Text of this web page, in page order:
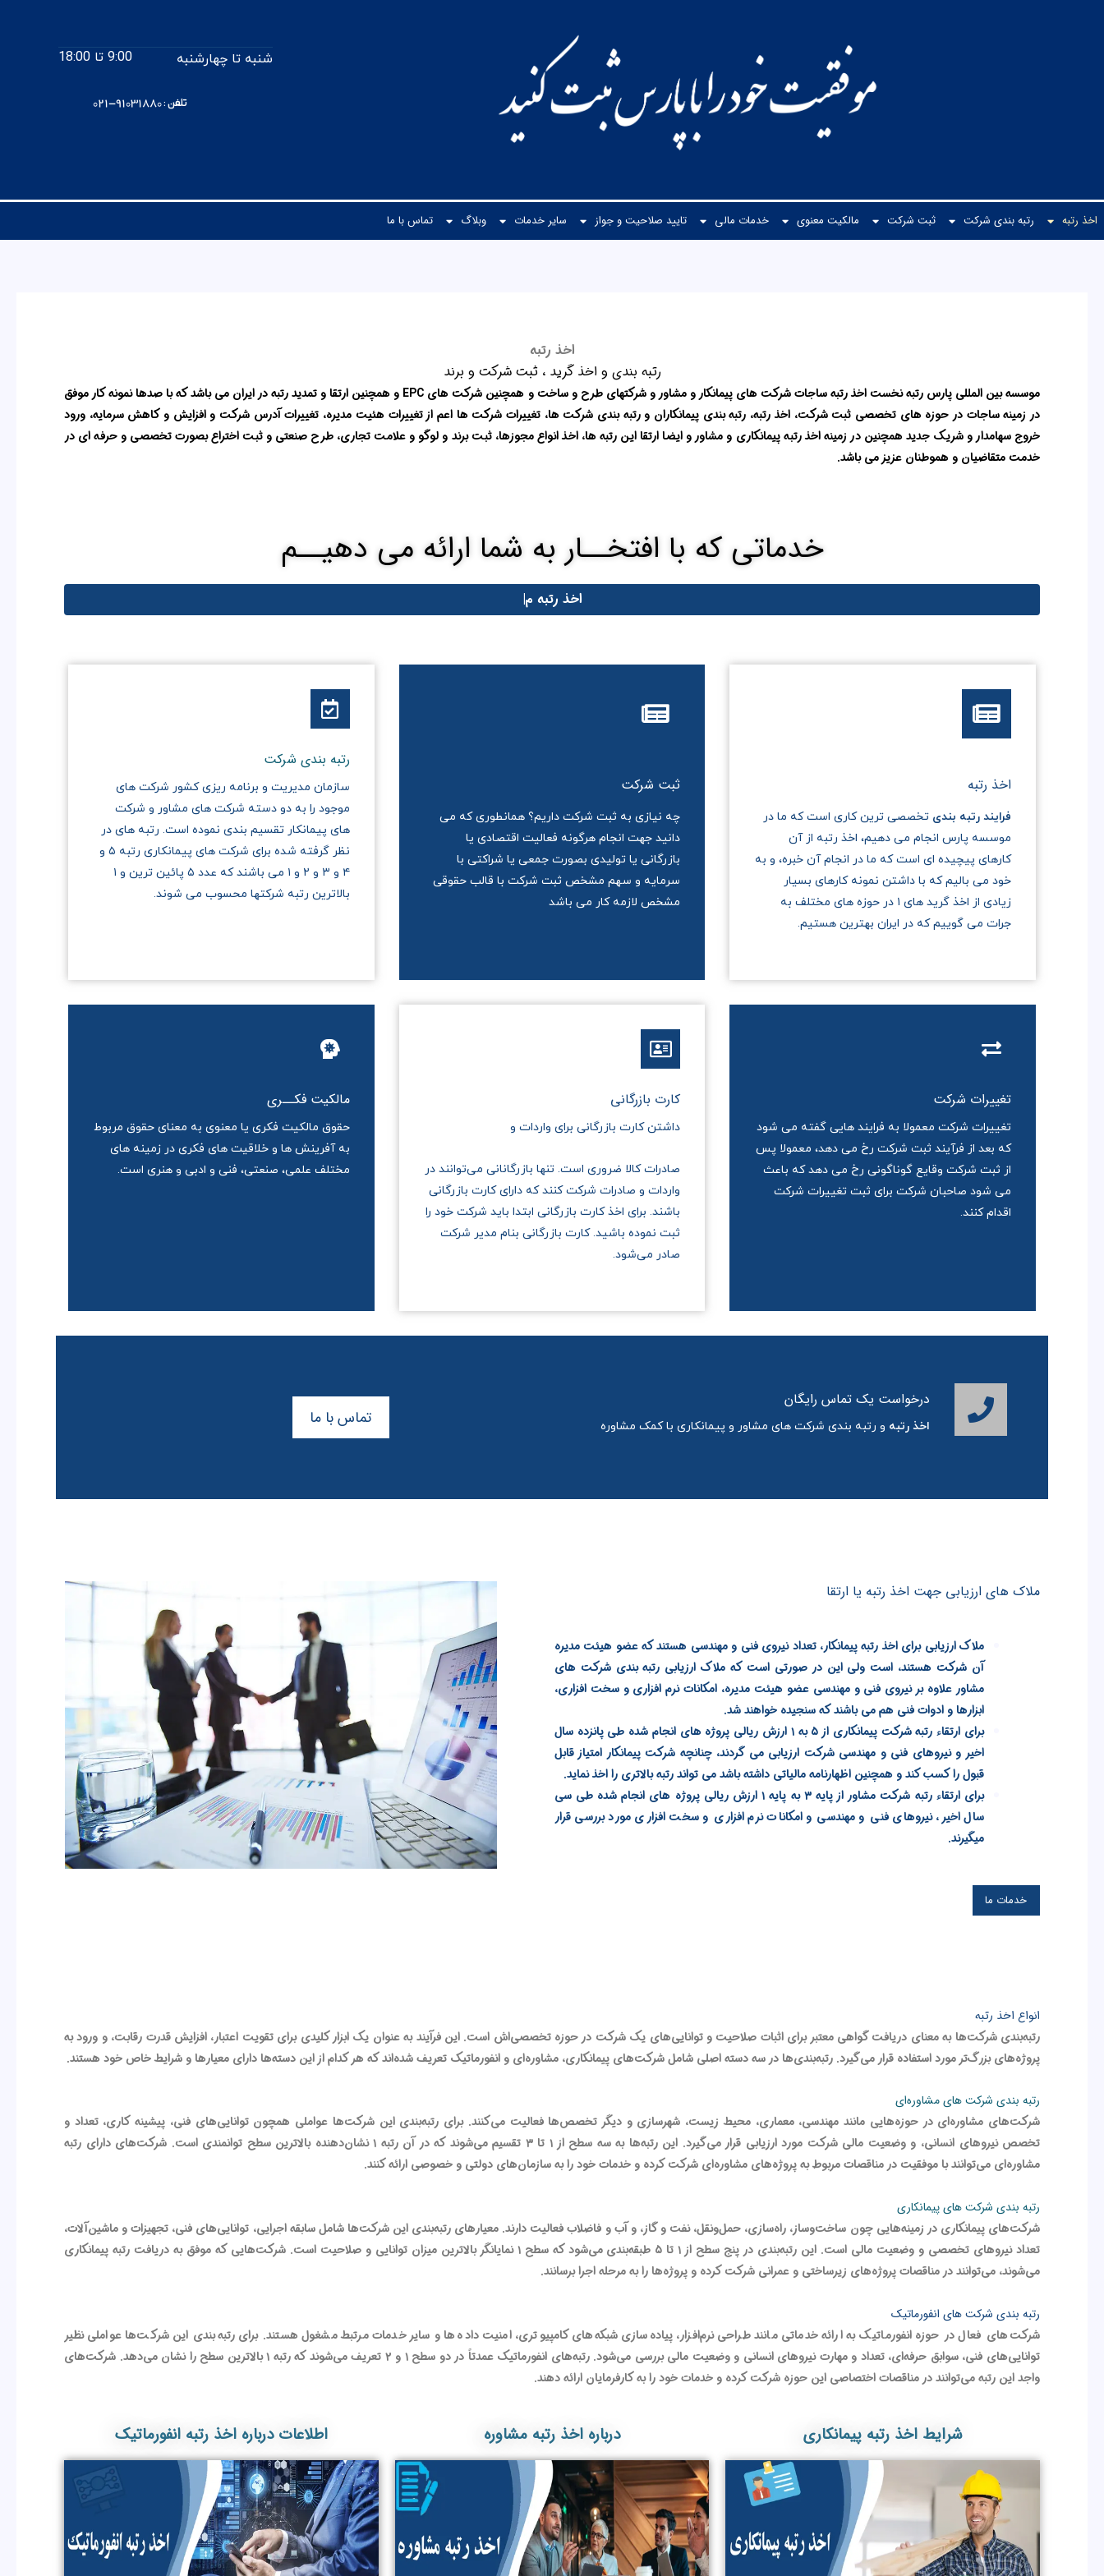
شنبه تا چهارشنبه 9:00 تا 18:00
تلفن : 91031880-021
اخذ رتبه رتبه بندی شرکت ثبت شرکت مالكیت معنوی خدمات مالی تایید صلاحیت و جواز سایر خدمات وبلاگ تماس با ما
اخذ رتبه
رتبه بندی و اخذ گرید ، ثبت شرکت و برند
موسسه بین المللی پارس رتبه نخست اخذ رتبه ساجات شرکت های پیمانکار و مشاور و شرکتهای طرح و ساخت و همچنین شرکت های EPC و همچنین ارتقا و تمدید رتبه در ایران می باشد که با صدها نمونه کار موفق
در زمینه ساجات در حوزه های تخصصی ثبت شرکت،اخذ رتبه، رتبه بندی پیمانکاران و رتبه بندی شرکت ها، تغییرات شرکت ها اعم از تغییرات هئیت مدیره، تغییرات آدرس شرکت و افزایش و کاهش سرمایه، ورود
خروج سهامدار و شریک جدید همچنین در زمینه اخذ رتبه پیمانکاری و مشاور و ایضا ارتقا این رتبه ها، اخذ انواع مجوزها، ثبت برند و لوگو و علامت تجاری، طرح صنعتی و ثبت اختراع بصورت تخصصی و حرفه ای در
خدمت متقاضیان و هموطنان عزیز می باشد.
خدماتی که با افتخــار به شما ارائه می دهیــم
اخذ رتبه م|
اخذ رتبه
فرایند رتبه بندی تخصصی ترین کاری است که ما در
موسسه پارس انجام می دهیم، اخذ رتبه از آن
کارهای پیچیده ای است که ما در انجام آن خبره، و به
خود می بالیم که با داشتن نمونه کارهای بسیار
زیادی از اخذ گرید های ۱ در حوزه های مختلف به
جرات می گوییم که در ایران بهترین هستیم.
ثبت شرکت
چه نیازی به ثبت شرکت داریم؟ همانطوری که می
دانید جهت انجام هرگونه فعالیت اقتصادی یا
بازرگانی یا تولیدی بصورت جمعی یا شراکتی با
سرمایه و سهم مشخص ثبت شرکت با قالب حقوقی
مشخص لازمه کار می باشد
رتبه بندی شرکت
سازمان مدیریت و برنامه ریزی کشور شرکت های
موجود را به دو دسته شرکت های مشاور و شرکت
های پیمانکار تقسیم بندی نموده است. رتبه های در
نظر گرفته شده برای شرکت های پیمانکاری رتبه ۵ و
۴ و ۳ و ۲ و ۱ می باشند که عدد ۵ پائین ترین و ۱
بالاترین رتبه شرکتها محسوب می شوند.
تغییرات شرکت
تغییرات شرکت معمولا به فرایند هایی گفته می شود
که بعد از فرآیند ثبت شرکت رخ می دهد، معمولا پس
از ثبت شرکت وقایع گوناگونی رخ می دهد که باعث
می شود صاحبان شرکت برای ثبت تغییرات شرکت
اقدام کنند.
کارت بازرگانی
داشتن کارت بازرگانی برای واردات و
صادرات کالا ضروری است. تنها بازرگانانی می‌توانند در
واردات و صادرات شرکت کنند که دارای کارت بازرگانی
باشند. برای اخذ کارت بازرگانی ابتدا باید شرکت خود را
ثبت نموده باشید. کارت بازرگانی بنام مدیر شرکت
صادر می‌شود.
مالکیت فکــری
حقوق مالکیت فکری یا معنوی به معنای حقوق مربوط
به آفرینش ها و خلاقیت های فکری در زمینه های
مختلف علمی، صنعتی، فنی و ادبی و هنری است.
درخواست یک تماس رایگان
اخذ رتبه و رتبه بندی شرکت های مشاور و پیمانکاری با کمک مشاوره تماس با ما
ملاک های ارزیابی جهت اخذ رتبه یا ارتقا
ملاک ارزیابی برای اخذ رتبه پیمانکار، تعداد نیروی فنی و مهندسی هستند که عضو هیئت مدیره
آن شرکت هستند، است ولی این در صورتی است که ملاک ارزیابی رتبه بندی شرکت های
مشاور علاوه بر نیروی فنی و مهندسی عضو هیئت مدیره، امکانات نرم افزاری و سخت افزاری،
ابزارها و ادوات فنی هم می باشند که سنجیده خواهند شد.
برای ارتقاء رتبه شرکت پیمانکاری از ۵ به ۱ ارزش ریالی پروژه های انجام شده طی پانزده سال
اخیر و نیروهای فنی و مهندسی شرکت ارزیابی می گردند، چنانچه شرکت پیمانکار امتیاز قابل
قبول را کسب کند و همچنین اظهارنامه مالیاتی داشته باشد می تواند رتبه بالاتری را اخذ نماید.
برای ارتقاء رتبه شرکت مشاور از پایه ۳ به پایه ۱ ارزش ریالی پروژه های انجام شده طی سی
سال اخیر، نیروهای فنی و مهندسی و امکانات نرم افزاری و سخت افزاری مورد بررسی قرار
میگیرند.
خدمات ما
انواع اخذ رتبه
رتبه‌بندی شرکت‌ها به معنای دریافت گواهی معتبر برای اثبات صلاحیت و توانایی‌های یک شرکت در حوزه تخصصی‌اش است. این فرآیند به عنوان یک ابزار کلیدی برای تقویت اعتبار، افزایش قدرت رقابت، و ورود به
پروژه‌های بزرگ‌تر مورد استفاده قرار می‌گیرد. رتبه‌بندی‌ها در سه دسته اصلی شامل شرکت‌های پیمانکاری، مشاوره‌ای و انفورماتیک تعریف شده‌اند که هر کدام از این دسته‌ها دارای معیارها و شرایط خاص خود هستند.
رتبه‌ بندی شرکت‌ های مشاوره‌ای
شرکت‌های مشاوره‌ای در حوزه‌هایی مانند مهندسی، معماری، محیط زیست، شهرسازی و دیگر تخصص‌ها فعالیت می‌کنند. برای رتبه‌بندی این شرکت‌ها عواملی همچون توانایی‌های فنی، پیشینه کاری، تعداد و
تخصص نیروهای انسانی، و وضعیت مالی شرکت مورد ارزیابی قرار می‌گیرد. این رتبه‌ها به سه سطح از ۱ تا ۳ تقسیم می‌شوند که در آن رتبه ۱ نشان‌دهنده بالاترین سطح توانمندی است. شرکت‌های دارای رتبه
مشاوره‌ای می‌توانند با موفقیت در مناقصات مربوط به پروژه‌های مشاوره‌ای شرکت کرده و خدمات خود را به سازمان‌های دولتی و خصوصی ارائه کنند.
رتبه‌ بندی شرکت‌ های پیمانکاری
شرکت‌های پیمانکاری در زمینه‌هایی چون ساخت‌وساز، راه‌سازی، حمل‌ونقل، نفت و گاز، و آب و فاضلاب فعالیت دارند. معیارهای رتبه‌بندی این شرکت‌ها شامل سابقه اجرایی، توانایی‌های فنی، تجهیزات و ماشین‌آلات،
تعداد نیروهای تخصصی و وضعیت مالی است. این رتبه‌بندی در پنج سطح از ۱ تا ۵ طبقه‌بندی می‌شود که سطح ۱ نمایانگر بالاترین میزان توانایی و صلاحیت است. شرکت‌هایی که موفق به دریافت رتبه پیمانکاری
می‌شوند، می‌توانند در مناقصات پروژه‌های زیرساختی و عمرانی شرکت کرده و پروژه‌ها را به مرحله اجرا برسانند.
رتبه‌ بندی شرکت‌ های انفورماتیک
شرکت‌های فعال در حوزه انفورماتیک به ارائه خدماتی مانند طراحی نرم‌افزار، پیاده‌سازی شبکه‌های کامپیوتری، امنیت داده‌ها و سایر خدمات مرتبط مشغول هستند. برای رتبه‌بندی این شرکت‌ها عواملی نظیر
توانایی‌های فنی، سوابق حرفه‌ای، تعداد و مهارت نیروهای انسانی و وضعیت مالی بررسی می‌شود. رتبه‌های انفورماتیک عمدتاً در دو سطح ۱ و ۲ تعریف می‌شوند که رتبه ۱ بالاترین سطح را نشان می‌دهد. شرکت‌های
واجد این رتبه می‌توانند در مناقصات اختصاصی این حوزه شرکت کرده و خدمات خود را به کارفرمایان ارائه دهند.
شرایط اخذ رتبه پیمانکاری درباره اخذ رتبه مشاوره اطلاعات درباره اخذ رتبه انفورماتیک